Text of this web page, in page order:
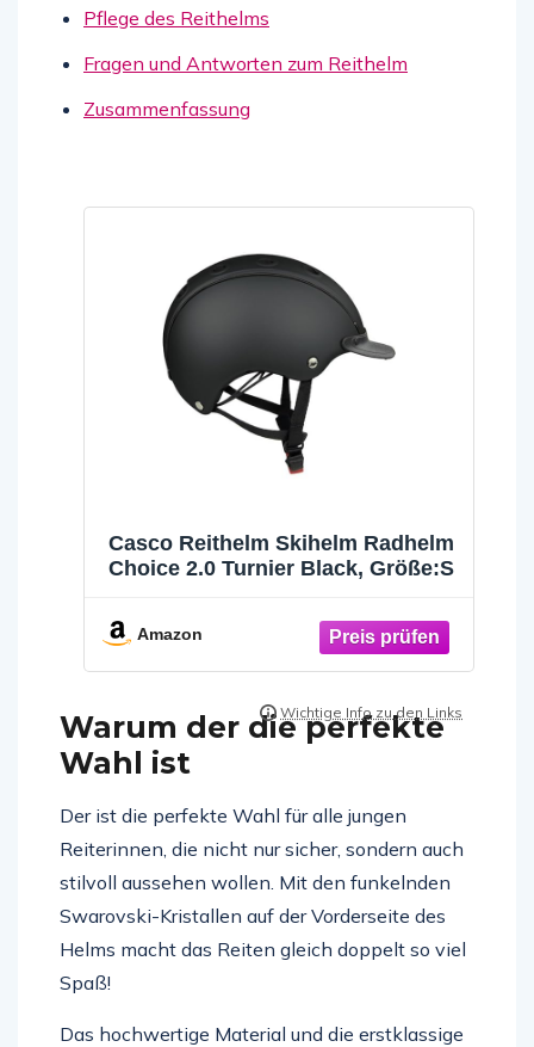
Pflege des Reithelms
Fragen und Antworten zum Reithelm
Zusammenfassung
Casco Reithelm Skihelm Radhelm
Choice 2.0 Turnier Black, Größe:S
Amazon
Warum der die perfekte
Wahl ist
Der ist die perfekte Wahl für alle jungen
Reiterinnen, die nicht nur sicher, sondern auch
stilvoll aussehen wollen. Mit den funkelnden
Swarovski-Kristallen auf der Vorderseite des
Helms macht das Reiten gleich doppelt so viel
Spaß!
Das hochwertige Material und die erstklassige